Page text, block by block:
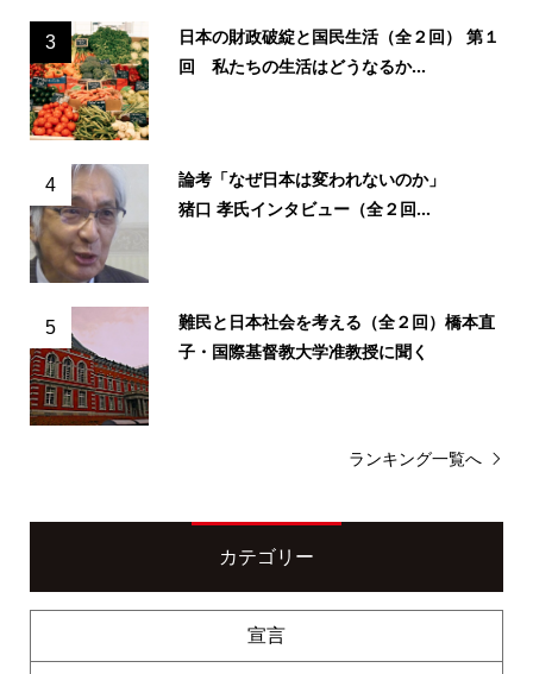
3
日本の財政破綻と国民生活（全２回） 第１
回 私たちの生活はどうなるか...
4
論考「なぜ日本は変われないのか」
猪口 孝氏インタビュー（全２回...
5
難民と日本社会を考える（全２回）橋本直
子・国際基督教大学准教授に聞く
ランキング一覧へ
カテゴリー
宣言